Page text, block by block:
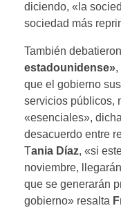
diciendo, «la
sociedad más
También
estadounidense»,
que el gobierno
servicios públicos,
«esenciales»,
desacuerdo entre
Tania Díaz, «si
noviembre,
que se generarán
gobierno» resalta